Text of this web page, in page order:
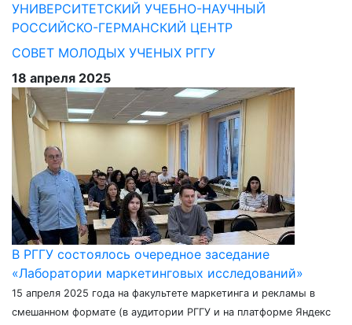
УНИВЕРСИТЕТСКИЙ УЧЕБНО-НАУЧНЫЙ
РОССИЙСКО-ГЕРМАНСКИЙ ЦЕНТР
СОВЕТ МОЛОДЫХ УЧЕНЫХ РГГУ
18 апреля 2025
В РГГУ состоялось очередное заседание
«Лаборатории маркетинговых исследований»
15 апреля 2025 года на факультете маркетинга и рекламы в
смешанном формате (в аудитории РГГУ и на платформе Яндекс